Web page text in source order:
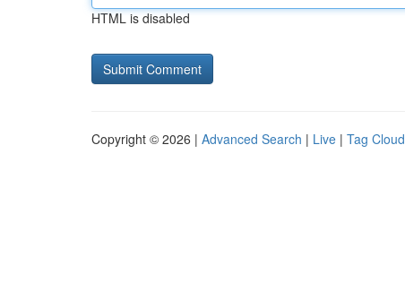
HTML is disabled
Copyright © 2026 | Advanced Search | Live | Tag Cloud